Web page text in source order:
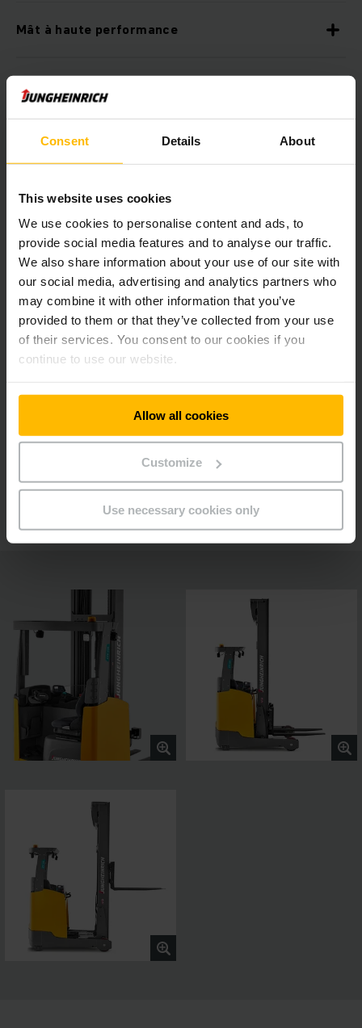
Consent Details About
This website uses cookies
We use cookies to personalise content and ads, to
provide social media features and to analyse our traffic.
We also share information about your use of our site with
our social media, advertising and analytics partners who
may combine it with other information that you’ve
provided to them or that they’ve collected from your use
of their services. You consent to our cookies if you
continue to use our website.
Allow all cookies
Customize
Use necessary cookies only
Mât à haute performance
Disponible avec la technologie lithium-ion
loweringPRO
Systèmes d'assistance et options
EasyAccess
Écran couleur 4 pouces
Packs d'équipement pour différentes
Poste de travail ergonomique
Organe de commande soloPILOT